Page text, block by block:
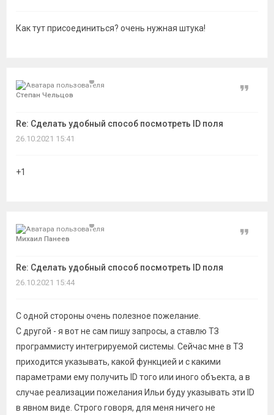
Как тут присоединиться? очень нужная штука!
Степан Чельцов
Re: Сделать удобный способ посмотреть ID поля
Цитата
26.10.2021 15:41
+1
Михаил Панеев
Re: Сделать удобный способ посмотреть ID поля
Цитата
26.10.2021 15:44
С одной стороны очень полезное пожелание.
С другой - я вот не сам пишу запросы, а ставлю ТЗ
программисту интегрируемой системы. Сейчас мне в ТЗ
приходится указывать, какой функцией и с какими
параметрами ему получить ID того или иного объекта, а в
случае реализации пожелания Ильи буду указывать эти ID
в явном виде. Строго говоря, для меня ничего не